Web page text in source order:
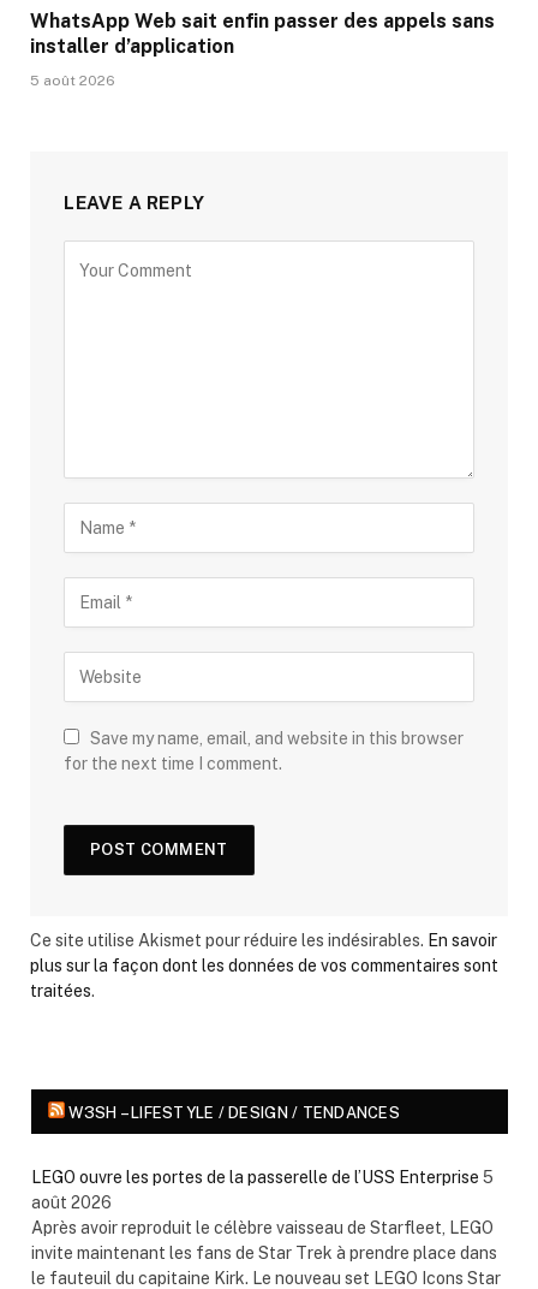
WhatsApp Web sait enfin passer des appels sans
installer d’application
5 août 2026
LEAVE A REPLY
Save my name, email, and website in this browser
for the next time I comment.
Ce site utilise Akismet pour réduire les indésirables. En savoir
plus sur la façon dont les données de vos commentaires sont
traitées.
W3SH – LIFESTYLE / DESIGN / TENDANCES
LEGO ouvre les portes de la passerelle de l’USS Enterprise 5
août 2026
Après avoir reproduit le célèbre vaisseau de Starfleet, LEGO
invite maintenant les fans de Star Trek à prendre place dans
le fauteuil du capitaine Kirk. Le nouveau set LEGO Icons Star